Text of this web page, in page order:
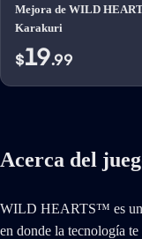
Mejora de WILD
Karakuri
$19.99
Acerca del
WILD HEARTS™ es
en donde la tecnología